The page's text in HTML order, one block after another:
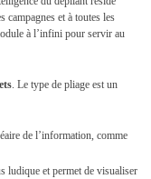
campagnes et à toutes les
à l’infini pour servir au
. Le type de pliage est un
de l’information, comme
ludique et permet de visualiser